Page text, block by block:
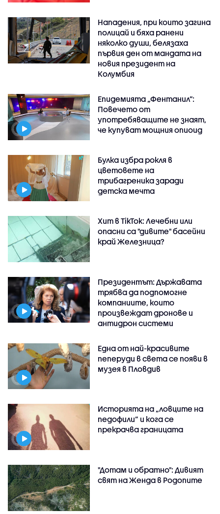
Нападения, при които загина
полицай и бяха ранени
няколко души, белязаха
първия ден от мандата на
новия президент на
Колумбия
Епидемията „Фентанил”:
Повечето от
употребяващите не знаят,
че купуват мощния опиоид
Булка избра рокля в
цветовете на
трибагреника заради
детска мечта
Хит в TikTok: Лечебни или
опасни са "дивите" басейни
край Железница?
Президентът: Държавата
трябва да подпомогне
компаниите, които
произвеждат дронове и
антидрон системи
Една от най-красивите
пеперуди в света се появи в
музея в Пловдив
Историята на „ловците на
педофили” и кога се
прекрачва границата
"Дотам и обратно": Дивият
свят на Женда в Родопите